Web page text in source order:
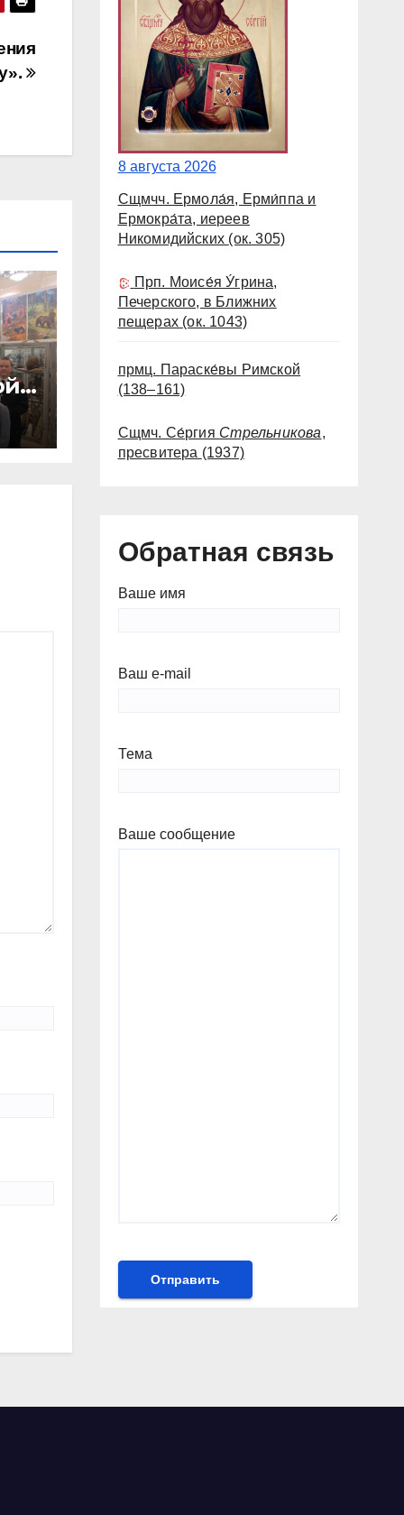
8 августа 2026
Сщмчч. Ермола́я, Ерми́ппа и
Ермокра́та, иереев
Никомидийских (ок. 305)
Прп. Моисе́я У́грина,
Печерского, в Ближних
пещерах (ок. 1043)
прмц. Параске́вы Римской
(138–161)
Сщмч. Се́ргия Стрельникова,
пресвитера (1937)
Обратная связь
Ваше имя
Ваш e-mail
Тема
Ваше сообщение